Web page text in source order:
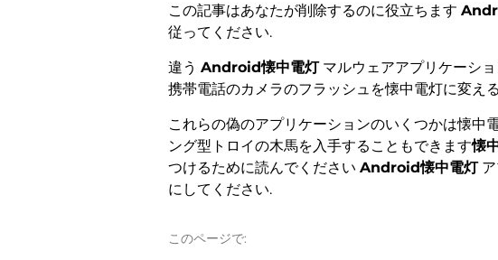
この記事はあなたが削除するのに役立ちます
従ってください.
違う Android懐中電灯マルウェアアプリケーシ
携帯電話のカメラのフラッシュを懐中電灯に変え
これらの偽のアプリケーションのいくつかは懐中
ング型トロイの木馬を入手することもできます懐
つけるために読んでください Android懐中電灯ア
にしてください.
このページで: